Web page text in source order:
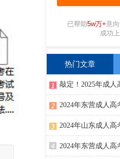
已帮助5w万+意
成功
热门文章
敲定！2025年成人高考取消
2024年东营成人高考不
2024年山东成人高考这些政策
2024年东营成人高